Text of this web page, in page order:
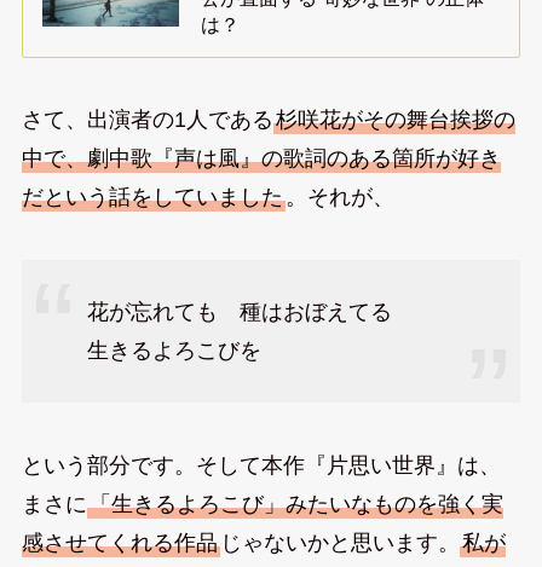
は？
さて、出演者の1人である杉咲花がその舞台挨拶の
中で、劇中歌『声は風』の歌詞のある箇所が好き
だという話をしていました。それが、
花が忘れても 種はおぼえてる
生きるよろこびを
という部分です。そして本作『片思い世界』は、
まさに「生きるよろこび」みたいなものを強く実
感させてくれる作品じゃないかと思います。 私が